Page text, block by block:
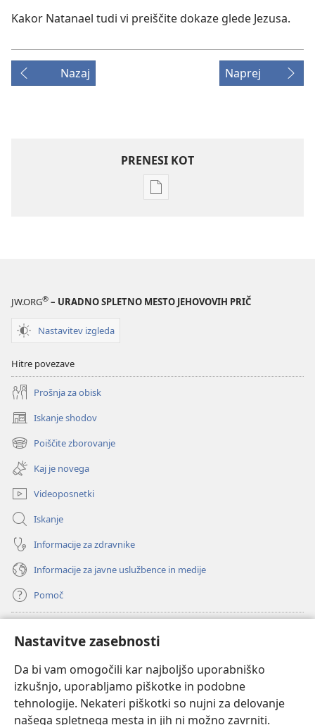
Nastavitve zasebnosti
Da bi vam omogočili kar najboljšo uporabniško
izkušnjo, uporabljamo piškotke in podobne
tehnologije. Nekateri piškotki so nujni za delovanje
našega spletnega mesta in jih ni možno zavrniti.
Kakor Natanael tudi vi preiščite dokaze glede Jezusa.
Nazaj Naprej
PRENESI KOT
Možnosti
Maj 2009
JW.ORG® – URADNO SPLETNO MESTO JEHOVOVIH PRIČ
Nastavitev izgleda
Hitre povezave
Prošnja za obisk
Iskanje shodov
(odpre
novo
okno)
Poiščite zborovanje
(odpre
novo
okno)
Kaj je novega
Videoposnetki
Iskanje
Informacije za zdravnike
Informacije za javne uslužbence in medije
Pomoč
(odpre
novo
okno) Watchtowerjeva SPLETNA KNJIŽNICA™
(odpre
novo
okno) JW Hub
(odpre
novo